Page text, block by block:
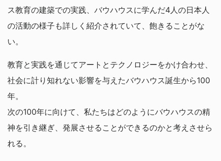
ス教育の建築での実践、バウハウスに学んだ4人の日本人
の活動の様子も詳しく紹介されていて、飽きることがな
い。
教育と実践を通じてアートとテクノロジーをかけ合わせ、
社会に計り知れない影響を与えたバウハウス誕生から100
年。
次の100年に向けて、私たちはどのようにバウハウスの精
神を引き継ぎ、発展させることができるのかと考えさせら
れる。